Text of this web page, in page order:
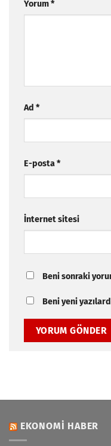
Yorum*
Ad *
E-posta*
İnternet sitesi
Beni sonraki
Beni yeni
EKONOMI HABER